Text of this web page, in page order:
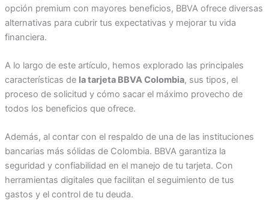
opción premium con mayores beneficios, BBVA ofrece diversas
alternativas para cubrir tus expectativas y mejorar tu vida
financiera.
A lo largo de este artículo, hemos explorado las principales
características de la tarjeta BBVA Colombia, sus tipos, el
proceso de solicitud y cómo sacar el máximo provecho de
todos los beneficios que ofrece.
Además, al contar con el respaldo de una de las instituciones
bancarias más sólidas de Colombia. BBVA garantiza la
seguridad y confiabilidad en el manejo de tu tarjeta. Con
herramientas digitales que facilitan el seguimiento de tus
gastos y el control de tu deuda.